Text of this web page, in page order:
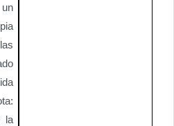
la